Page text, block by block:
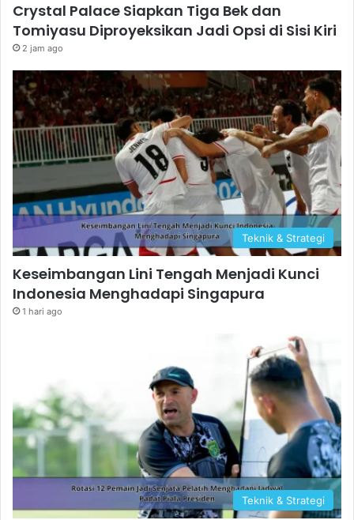
Crystal Palace Siapkan Tiga Bek dan
Tomiyasu Diproyeksikan Jadi Opsi di Sisi Kiri
2 jam ago
Teknik & Strategi
Keseimbangan Lini Tengah Menjadi Kunci
Indonesia Menghadapi Singapura
1 hari ago
Teknik & Strategi